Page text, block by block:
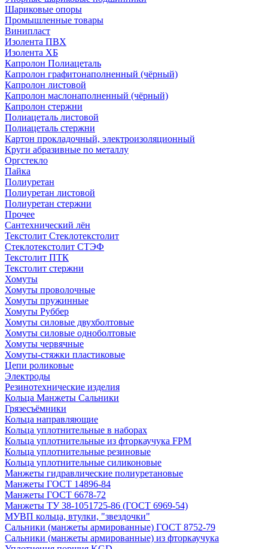
Шариковые опоры
Промышленные товары
Винипласт
Изолента ПВХ
Изолента ХБ
Капролон Полиацеталь
Капролон графитонаполненный (чёрный)
Капролон листовой
Капролон маслонаполненный (чёрный)
Капролон стержни
Полиацеталь листовой
Полиацеталь стержни
Картон прокладочный, электроизоляционный
Круги абразивные по металлу
Оргстекло
Пайка
Полиуретан
Полиуретан листовой
Полиуретан стержни
Прочее
Сантехнический лён
Текстолит Стеклотекстолит
Стеклотекстолит СТЭФ
Текстолит ПТК
Текстолит стержни
Хомуты
Хомуты проволочные
Хомуты пружинные
Хомуты Руббер
Хомуты силовые двухболтовые
Хомуты силовые одноболтовые
Хомуты червячные
Хомуты-стяжки пластиковые
Цепи роликовые
Электроды
Резинотехнические изделия
Кольца Манжеты Сальники
Грязесъёмники
Кольца направляющие
Кольца уплотнительные в наборах
Кольца уплотнительные из фторкаучука FPM
Кольца уплотнительные резиновые
Кольца уплотнительные силиконовые
Манжеты гидравлические полиуретановые
Манжеты ГОСТ 14896-84
Манжеты ГОСТ 6678-72
Манжеты ТУ 38-1051725-86 (ГОСТ 6969-54)
МУВП кольца, втулки, "звездочки"
Сальники (манжеты армированные) ГОСТ 8752-79
Сальники (манжеты армированные) из фторкаучука